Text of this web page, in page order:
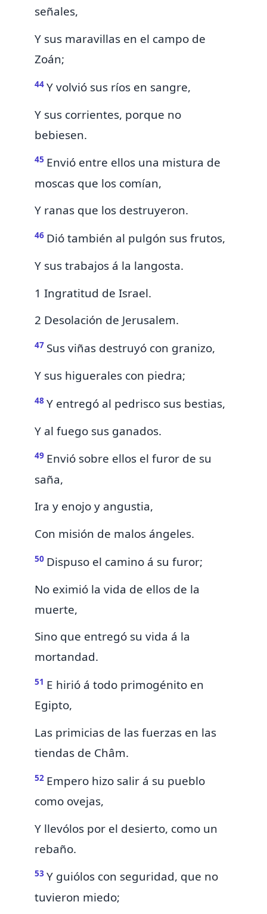
señales,
Y sus maravillas en el campo de
Zoán;
44 Y volvió sus ríos en sangre,
Y sus corrientes, porque no
bebiesen.
45 Envió entre ellos una mistura de
moscas que los comían,
Y ranas que los destruyeron.
46 Dió también al pulgón sus frutos,
Y sus trabajos á la langosta.
1 Ingratitud de Israel.
2 Desolación de Jerusalem.
47 Sus viñas destruyó con granizo,
Y sus higuerales con piedra;
48 Y entregó al pedrisco sus bestias,
Y al fuego sus ganados.
49 Envió sobre ellos el furor de su
saña,
Ira y enojo y angustia,
Con misión de malos ángeles.
50 Dispuso el camino á su furor;
No eximió la vida de ellos de la
muerte,
Sino que entregó su vida á la
mortandad.
51 E hirió á todo primogénito en
Egipto,
Las primicias de las fuerzas en las
tiendas de Châm.
52 Empero hizo salir á su pueblo
como ovejas,
Y llevólos por el desierto, como un
rebaño.
53 Y guiólos con seguridad, que no
tuvieron miedo;